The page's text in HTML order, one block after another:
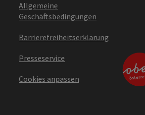
Allgemeine
Geschäftsbedingungen
Barrierefreiheitserklärung
Presseservice
Cookies anpassen